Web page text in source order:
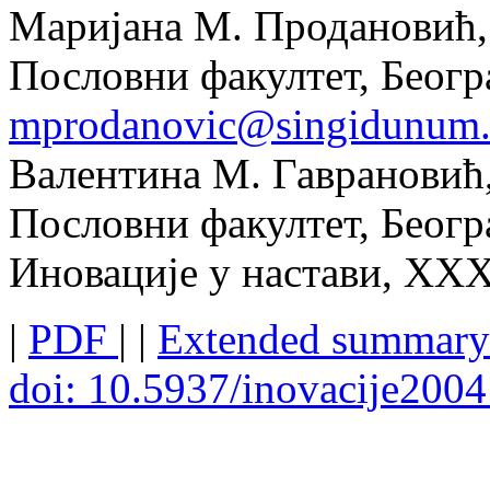
Маријана М.
Пословни факултет,
Валентина М.
Пословни факултет,
Иновације у настави,
| PDF | | Extended
doi: 10.5937/